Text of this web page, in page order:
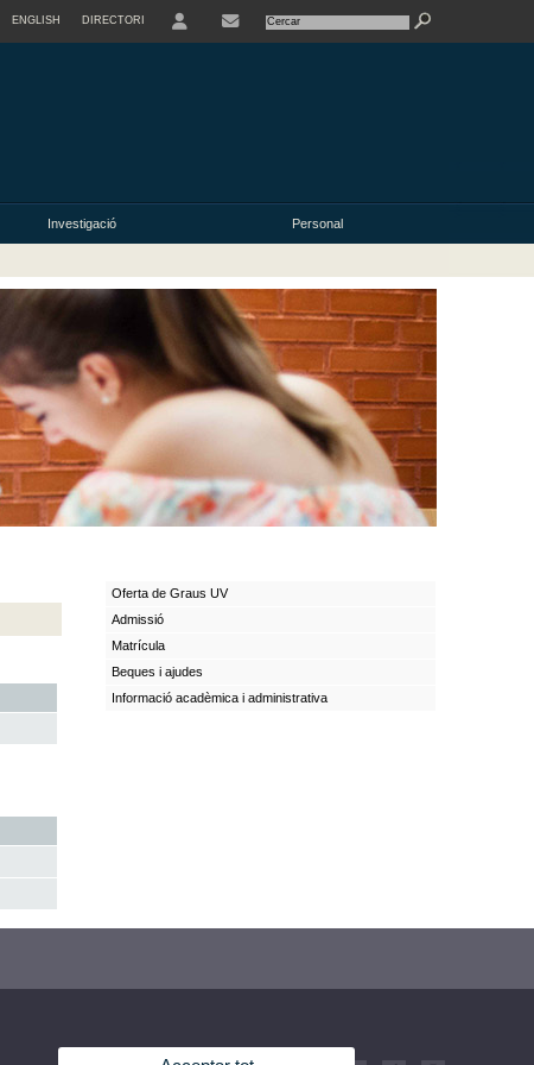
ENGLISH DIRECTORI
Investigació Personal
Oferta de Graus UV
Admissió
Matrícula
Beques i ajudes
Informació acadèmica i administrativa